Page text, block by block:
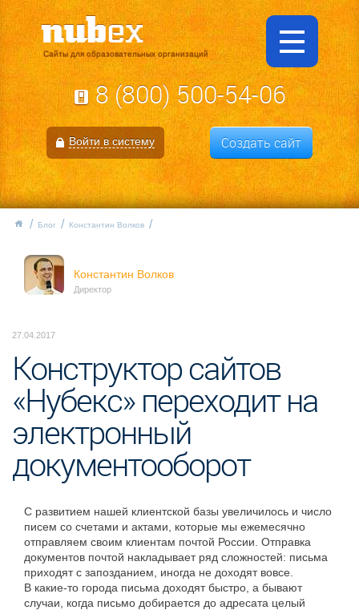
Сайты для образовательных организаций
8 (800) 500-54-06
Войти в систему Создать сайт
Блог Константин Волков
Константин Волков
Директор
27.04.2017
Конструктор сайтов
«Нубекс» переходит на
электронный
документооборот
С развитием нашей клиентской базы увеличилось и число
писем со счетами и актами, которые мы ежемесячно
отправляем своим клиентам почтой России. Отправка
документов почтой накладывает ряд сложностей: письма
приходят с запозданием, иногда не доходят вовсе.
В какие-то города письма доходят быстро, а бывают
случаи, когда письмо добирается до адресата целый